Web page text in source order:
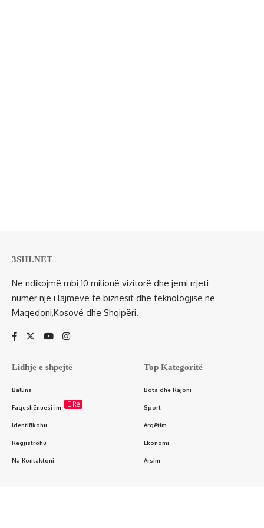
3SHI.NET
Ne ndikojmë mbi 10 milionë vizitorë dhe jemi rrjeti
numër një i lajmeve të biznesit dhe teknologjisë në
Maqedoni,Kosovë dhe Shqipëri.
Lidhje e shpejtë
Ballina
Faqeshënuesi im E Re
Identifikohu
Regjistrohu
Na Kontaktoni
Top Kategoritë
Bota dhe Rajoni
Sport
Argëtim
Ekonomi
Arsim